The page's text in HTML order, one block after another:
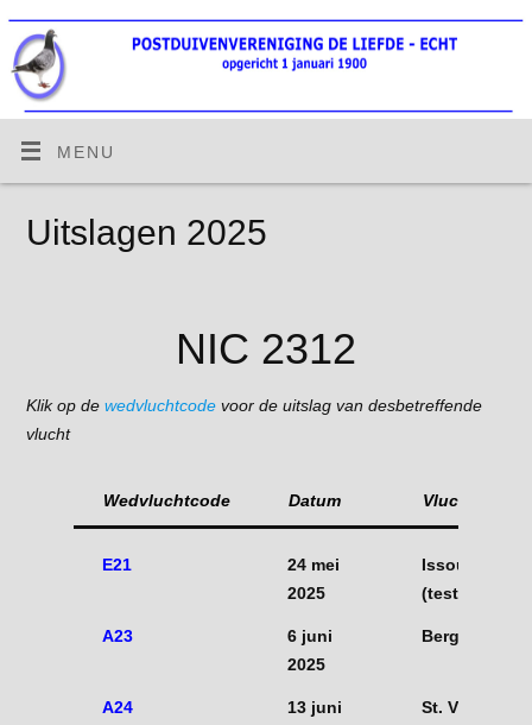
MENU
Uitslagen 2025
NIC 2312
Klik op de wedvluchtcodevoor de uitslag van desbetreffende
vlucht
Wedvluchtcode Datum Vlucht
E21
24 mei
2025
Issoudun
(testvlucht)
A23
6 juni
2025
Bergerac
A24
13 juni
St. Vincent